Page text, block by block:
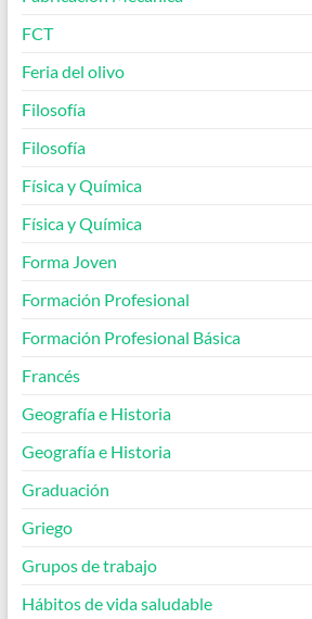
FCT
Feria del olivo
Filosofía
Filosofía
Física y Química
Física y Química
Forma Joven
Formación Profesional
Formación Profesional Básica
Francés
Geografía e Historia
Geografía e Historia
Graduación
Griego
Grupos de trabajo
Hábitos de vida saludable